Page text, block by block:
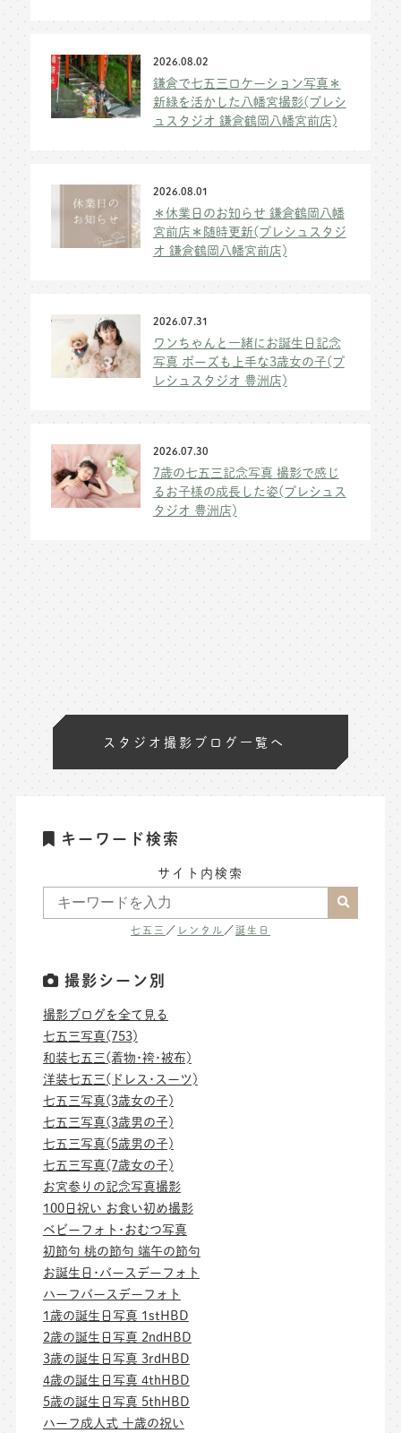
2026.08.02
鎌倉で七五三ロケーション写真＊
新緑を活かした八幡宮撮影(プレシ
ュスタジオ 鎌倉鶴岡八幡宮前店)
2026.08.01
＊休業日のお知らせ 鎌倉鶴岡八幡
宮前店＊随時更新(プレシュスタジ
オ 鎌倉鶴岡八幡宮前店)
2026.07.31
ワンちゃんと一緒にお誕生日記念
写真 ポーズも上手な3歳女の子(プ
レシュスタジオ 豊洲店)
2026.07.30
7歳の七五三記念写真 撮影で感じ
るお子様の成長した姿(プレシュス
タジオ 豊洲店)
スタジオ撮影ブログ一覧へ
キーワード検索
サイト内検索
七五三 ／ レンタル ／誕生日
撮影シーン別
撮影ブログを全て見る
七五三写真(753)
和装七五三(着物･袴･被布)
洋装七五三(ドレス･スーツ)
七五三写真(3歳女の子)
七五三写真(3歳男の子)
七五三写真(5歳男の子)
七五三写真(7歳女の子)
お宮参りの記念写真撮影
100日祝い お食い初め撮影
ベビーフォト･おむつ写真
初節句 桃の節句 端午の節句
お誕生日･バースデーフォト
ハーフバースデーフォト
1歳の誕生日写真 1stHBD
2歳の誕生日写真 2ndHBD
3歳の誕生日写真 3rdHBD
4歳の誕生日写真 4thHBD
5歳の誕生日写真 5thHBD
ハーフ成人式 十歳の祝い